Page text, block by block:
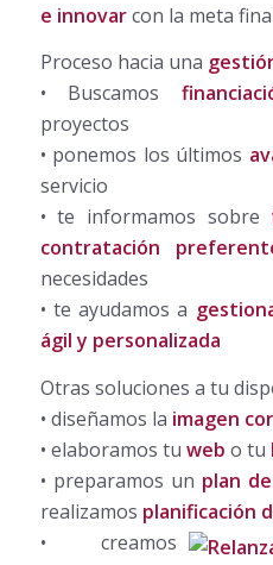
e innovarcon la meta
Proceso hacia una
• Buscamos
proyectos
• ponemos los últimos
servicio
• te informamos sobre
contratación
necesidades
• te ayudamos a
ágil y personalizada
Otras soluciones a tu
• diseñamos la imagen
• elaboramos tu web o tu
• preparamos un plan
realizamos planificación
• creamos